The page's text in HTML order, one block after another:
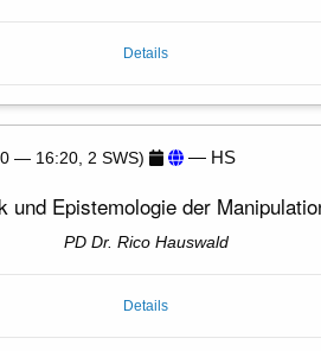
Details
— 16:20, 2 SWS) — HS
und Epistemologie der
PD Dr. Rico Hauswald
Details